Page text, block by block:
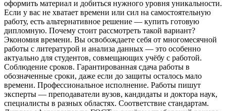
оформить материал и добиться нужного уровня уникальности.
Если у вас не хватает времени или сил на самостоятельную
работу, есть альтернативное решение — купить готовую
дипломную. Почему стоит рассмотреть такой вариант?
Экономия времени. Вы освобождаете себя от многомесячной
работы с литературой и анализа данных — это особенно
актуально для студентов, совмещающих учёбу с работой.
Соблюдение сроков. Гарантированная сдача работы в
обозначенные сроки, даже если до защиты осталось мало
времени. Профессиональное исполнение. Работы пишут
эксперты — преподаватели вузов, кандидаты и доктора наук,
специалисты в разных областях. Соответствие стандартам.